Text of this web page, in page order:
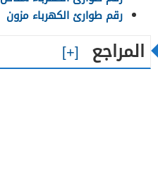
رقم طوارئ الكهرباء مزون
المراجع